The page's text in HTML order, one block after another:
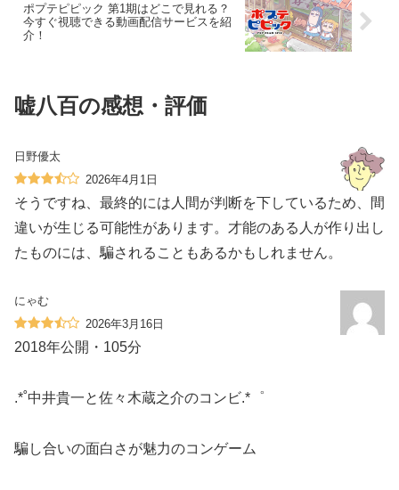
ポプテピピック 第1期はどこで見れる？
今すぐ視聴できる動画配信サービスを紹
介！
嘘八百の感想・評価
日野優太
2026年4月1日
そうですね、最終的には人間が判断を下しているため、間
違いが生じる可能性があります。才能のある人が作り出し
たものには、騙されることもあるかもしれません。
にゃむ
2026年3月16日
2018年公開・105分
.*˚中井貴一と佐々木蔵之介のコンビ.*゜
騙し合いの面白さが魅力のコンゲーム